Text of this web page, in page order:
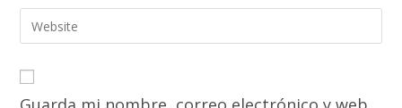
to
comment
email
address
Enter
your
URL